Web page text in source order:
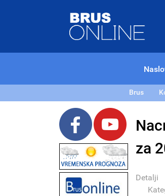
Brus
za
Detalji